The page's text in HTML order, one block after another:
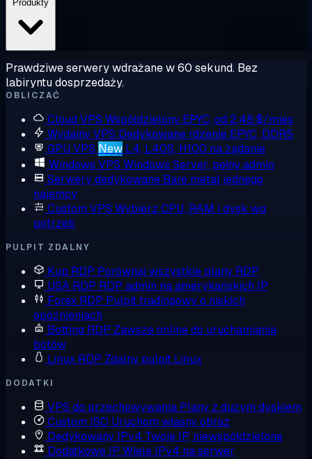
Prawdziwe serwery wdrażane w 60 sekund. Bez
labiryntu dosprzedaży.
OBLICZAĆ
Cloud VPS Współdzielony EPYC, od 2,48 $/mies
Wydajny VPS Dedykowane rdzenie EPYC, DDR5
GPU VPS New L4, L40S, H100 na żądanie
Windows VPS Windows Server, pełny admin
Serwery dedykowane Bare metal jednego
najemcy
Custom VPS Wybierz CPU, RAM i dysk wg
potrzeb
PULPIT ZDALNY
Kup RDP Porównaj wszystkie plany RDP
USA RDP RDP admin na amerykańskich IP
Forex RDP Pulpit tradingowy o niskich
opóźnieniach
Botting RDP Zawsze online do uruchamiania
botów
Linux RDP Zdalny pulpit Linux
DODATKI
VPS do przechowywania Plany z dużym dyskiem
Custom ISO Uruchom własny obraz
Dedykowany IPv4 Twoje IP, niewspółdzielone
Dodatkowe IP Wiele IPv4 na serwer